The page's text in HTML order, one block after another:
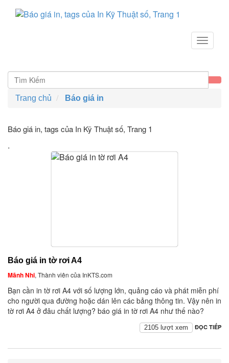
Toggle
Trang chủ Báo giá in
Báo giá in, tags của In Kỹ Thuật số, Trang 1
.
Báo giá in tờ rơi A4
Mãnh Nhi, Thành viên của InKTS.com
Bạn cần in tờ rơi A4 với số lượng lớn, quảng cáo và phát miễn phí
cho người qua đường hoặc dán lên các bảng thông tin. Vậy nên in
tờ rơi A4 ở đâu chất lượng? báo giá in tờ rơi A4 như thế nào?
ĐỌC TIẾP
2105 lượt xem